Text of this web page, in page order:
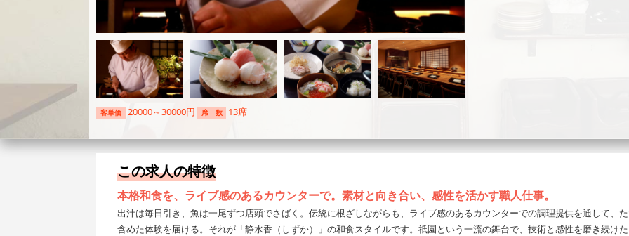
客単価 20000～30000円 席 数 13席
この求人の特徴
本格和食を、ライブ感のあるカウンターで。素材と向き合い、感性を活かす職人仕事。
出汁は毎日引き、魚は一尾ずつ店頭でさばく。伝統に根ざしながらも、ライブ感のあるカウンターでの調理提供を通して、
含めた体験を届ける。それが「静水香（しずか）」の和食スタイルです。祇園という一流の舞台で、技術と感性を磨き続け